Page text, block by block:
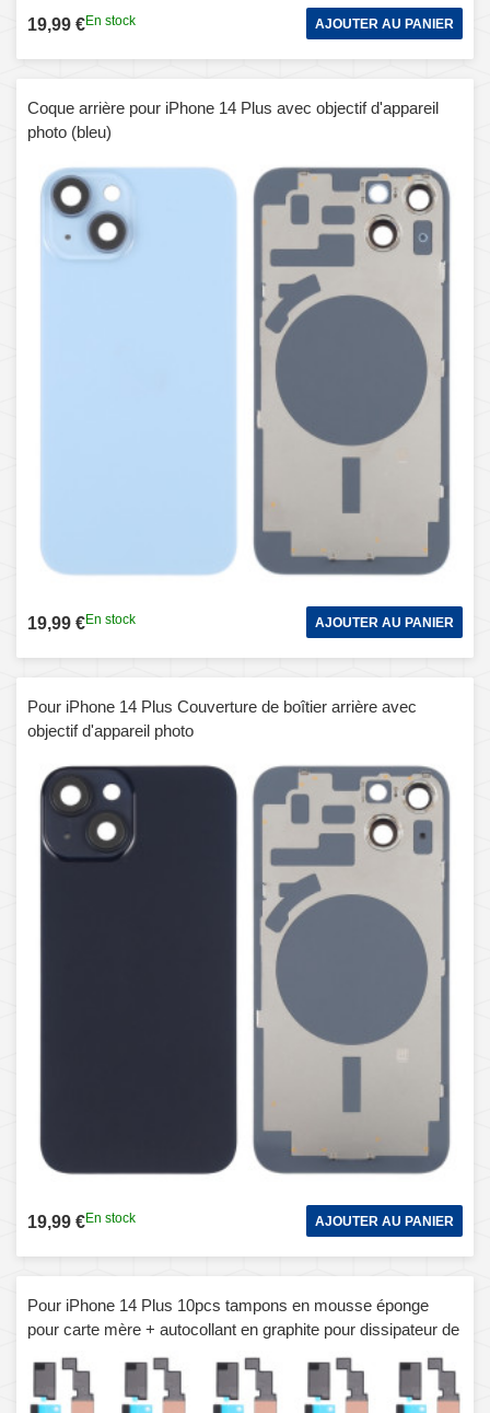
19,99 €En stock AJOUTER AU PANIER
Coque arrière pour iPhone 14 Plus avec objectif d'appareil
photo (bleu)
19,99 €En stock AJOUTER AU PANIER
Pour iPhone 14 Plus Couverture de boîtier arrière avec
objectif d'appareil photo
19,99 €En stock AJOUTER AU PANIER
Pour iPhone 14 Plus 10pcs tampons en mousse éponge
pour carte mère + autocollant en graphite pour dissipateur de
chaleur